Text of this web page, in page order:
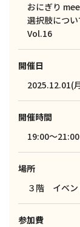
おにぎり
選択肢につ
Vol.16
開催日
2025.12.01(
開催時間
19:00～21:00
場所
３階 イベン
参加費